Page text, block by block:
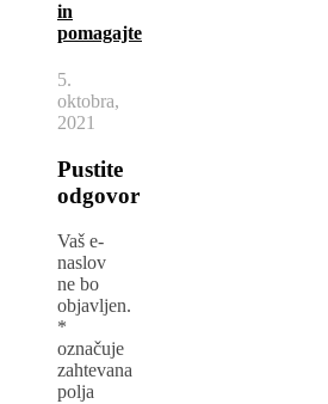
in
pomagajte
5.
oktobra,
2021
Pustite
odgovor
Vaš e-
naslov
ne bo
objavljen.
*
označuje
zahtevana
polja